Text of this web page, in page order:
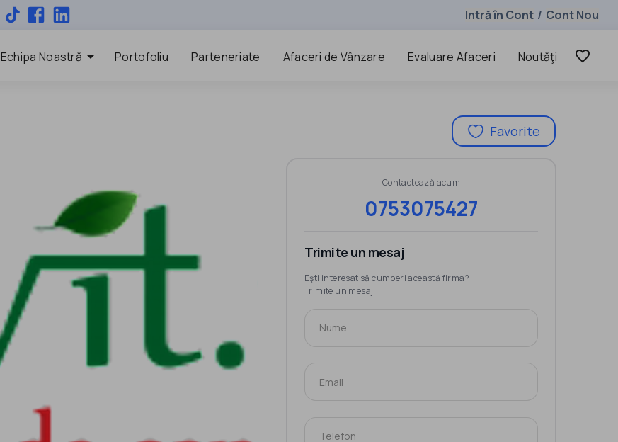
Intră în Cont / Cont Nou
Echipa Noastră arrow_drop_down Portofoliu Parteneriate Afaceri de Vânzare Evaluare Afaceri Noutăţi favorite_border
Favorite
Contactează acum
0753075427
Trimite un mesaj
Eşti interesat să cumperi această firma?
Trimite un mesaj.